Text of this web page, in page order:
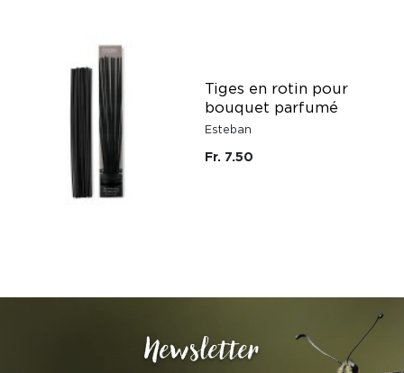
Tiges en rotin pour
bouquet parfumé
Esteban
Fr. 7.50
Newsletter